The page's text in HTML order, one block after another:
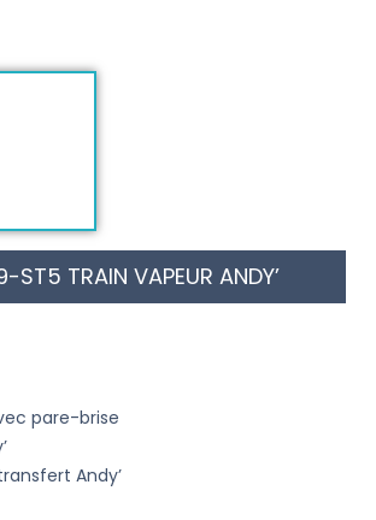
ST5 TRAIN VAPEUR ANDY’
pare-brise
Andy’